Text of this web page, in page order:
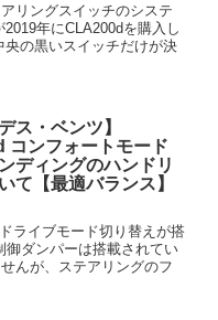
リングスイッチのシステ
年にCLA200dを購入し
の黒いスイッチだけが決
ス・ベンツ】
コンフォートモード
ディングのハンドリ
て【最適バランス】
ライブモード切り替えが搭
ダンパーは搭載されてい
んが、ステアリングのフ